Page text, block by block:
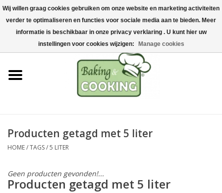
Home
Bak-& kookgerei
Machines & onderdelen
Chocolade & ijsbereiding
Hygiëne & opslag
Grondstoffen & Presentatie
Producten getagd met 5 liter
HOME/TAGS/5 LITER
Geen producten gevonden!...
Producten getagd met 5 liter
Wij willen graag cookies gebruiken om onze website en marketing activiteiten
verder te optimaliseren en functies voor sociale media aan te bieden. Meer
informatie is beschikbaar in onze privacy verklaring . U kunt hier uw
instellingen voor cookies wijzigen:
Manage cookies